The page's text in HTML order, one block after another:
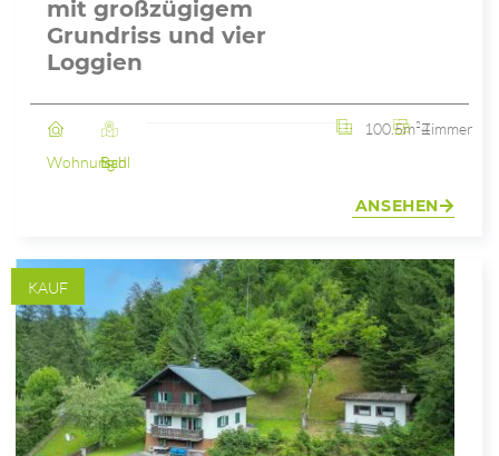
mit großzügigem
Grundriss und vier
Loggien
WohnungBad Ischl
100.5m²4 Zimmer
ANSEHEN
KAUF